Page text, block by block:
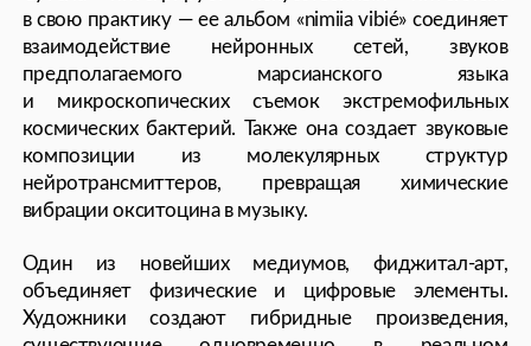
На фоне цифрового взлёта феномен NFT и онлайн-
продаж кардинально изменил рынок искусства,
придать произведениям статус виртуальной
редкости, парадоксальным образом возвратив
им ауру, которую механическое воспроизведение
могло уничтожить навсегда. Художники получили
творчество, в яркой форме донося актуальные идеи,
вызовы и вопросы до людей. Поэтому я вижу огромное
будущее в сайнс-арте — именно в коллаборациях
художников, биологов, ученых и инженеров рождается
устойчивое будущее.
Вероника Треумова, сайнс-арт художница.